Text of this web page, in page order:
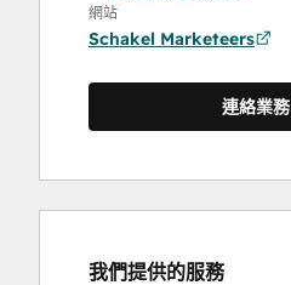
網站
Schakel Marketeers
連絡業務
我們提供的服務